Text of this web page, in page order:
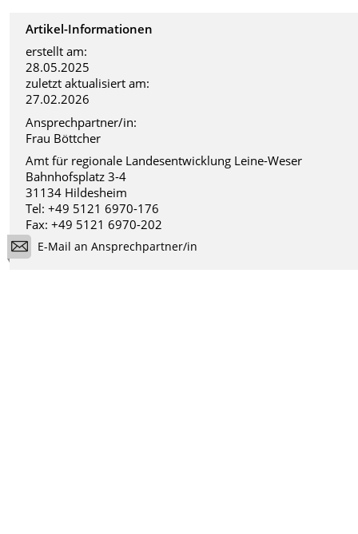
Artikel-Informationen
erstellt am:
28.05.2025
zuletzt aktualisiert am:
27.02.2026
Ansprechpartner/in:
Frau Böttcher
Amt für regionale Landesentwicklung Leine-Weser
Bahnhofsplatz 3-4
31134 Hildesheim
Tel: +49 5121 6970-176
Fax: +49 5121 6970-202
E-Mail an Ansprechpartner/in